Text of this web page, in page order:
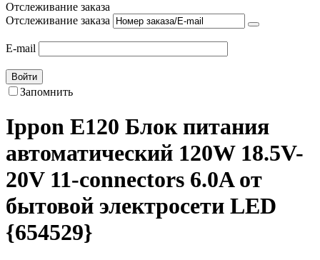
Отслеживание заказа
Отслеживание заказа
E-mail
Войти
Запомнить
Ippon E120 Блок питания
автоматический 120W 18.5V-
20V 11-connectors 6.0A от
бытовой электросети LED
{654529}